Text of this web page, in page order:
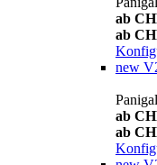
ab
ab
new
ab
ab